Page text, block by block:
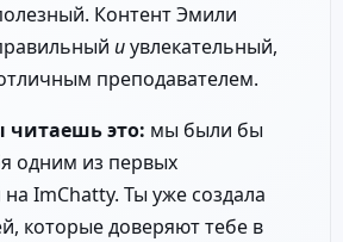
Контент Эмили
иувлекательный,
преподавателем.
читаешь это: мы были бы
одним из первых
ImChatty. Ты уже создала
которые доверяют тебе в